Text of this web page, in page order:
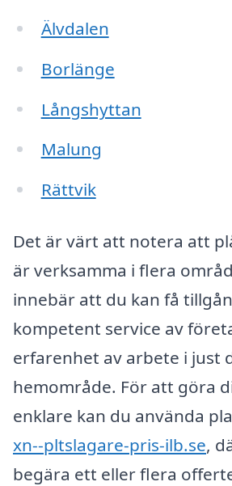
Älvdalen
Borlänge
Långshyttan
Malung
Rättvik
Det är värt att notera att
är verksamma i flera
innebär att du kan få
kompetent service av
erfarenhet av arbete i just
hemområde. För att göra
enklare kan du använda
xn--pltslagare-pris-ilb.se,
begära ett eller flera